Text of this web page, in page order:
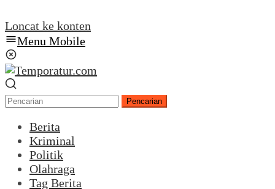
Loncat ke konten
Menu Mobile
Pencarian
Berita
Kriminal
Politik
Olahraga
Tag Berita